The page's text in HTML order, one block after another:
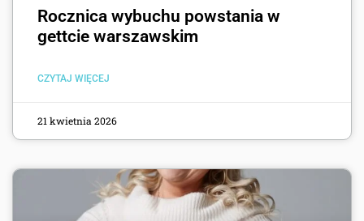
Rocznica wybuchu powstania w
gettcie warszawskim
CZYTAJ WIĘCEJ
21 kwietnia 2026